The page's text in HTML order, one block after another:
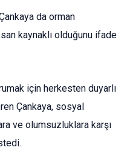
da orman
kaynaklı olduğunu ifade
için herkesten duyarlı
Çankaya, sosyal
ve olumsuzluklara karşı